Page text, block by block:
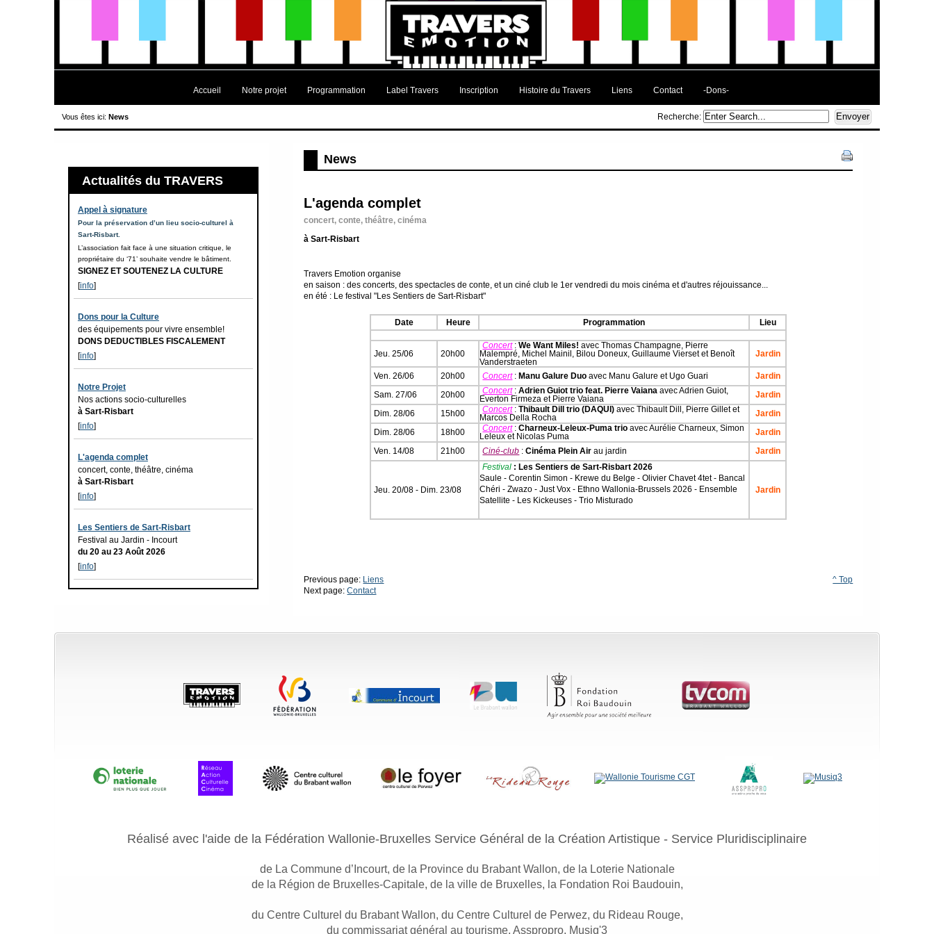
Accueil Notre projet Programmation Label Travers Inscription Histoire du Travers Liens Contact -Dons-
Recherche:
Vous êtes ici: News
Actualités du TRAVERS
Appel à signature
Pour la préservation d’un lieu socio-culturel à
Sart-Risbart.
L’association fait face à une situation critique, le
propriétaire du ‘71’ souhaite vendre le bâtiment.
SIGNEZ ET SOUTENEZ LA CULTURE
[info]
Dons pour la Culture
des équipements pour vivre ensemble!
DONS DEDUCTIBLES FISCALEMENT
[info]
Notre Projet
Nos actions socio-culturelles
à Sart-Risbart
[info]
L'agenda complet
concert, conte, théâtre, cinéma
à Sart-Risbart
[info]
Les Sentiers de Sart-Risbart
Festival au Jardin - Incourt
du 20 au 23 Août 2026
[info]
News
L'agenda complet
concert, conte, théâtre, cinéma
à Sart-Risbart
Travers Emotion organise
en saison : des concerts, des spectacles de conte, et un ciné club le 1er vendredi du mois cinéma et d'autres réjouissance...
en été : Le festival "Les Sentiers de Sart-Risbart"
Date Heure Programmation Lieu
Jeu. 25/06 20h00
Concert :We Want Miles! avec Thomas Champagne, Pierre
Malempré, Michel Mainil, Bilou Doneux, Guillaume Vierset et Benoît
Vanderstraeten
Jardin
Ven. 26/06 20h00 Concert :Manu Galure Duo avec Manu Galure et Ugo Guari
Jardin
Sam. 27/06
20h00 Concert :Adrien Guiot trio feat. Pierre Vaiana avec Adrien Guiot,
Everton Firmeza et Pierre Vaiana
Jardin
Dim. 28/06
15h00 Concert :Thibault Dill trio (DAQUI) avec Thibault Dill, Pierre Gillet et
Marcos Della Rocha
Jardin
Dim. 28/06
18h00 Concert :Charneux-Leleux-Puma trio avec Aurélie Charneux, Simon
Leleux et Nicolas Puma
Jardin
Ven. 14/08
21h00 Ciné-club :Cinéma Plein Air au jardin Jardin
Jeu. 20/08 - Dim. 23/08
Festival : Les Sentiers de Sart-Risbart 2026
Saule - Corentin Simon - Krewe du Belge - Olivier Chavet 4tet - Bancal
Chéri - Zwazo - Just Vox - Ethno Wallonia-Brussels 2026 - Ensemble
Satellite - Les Kickeuses - Trio Misturado
Jardin
^ Top
Previous page: Liens
Next page:Contact
Réalisé avec l'aide de la Fédération Wallonie-Bruxelles Service Général de la Création Artistique - Service Pluridisciplinaire
de La Commune d’Incourt, de la Province du Brabant Wallon, de la Loterie Nationale
de la Région de Bruxelles-Capitale, de la ville de Bruxelles, la Fondation Roi Baudouin,
du Centre Culturel du Brabant Wallon, du Centre Culturel de Perwez, du Rideau Rouge,
du commissariat général au tourisme, Asspropro, Musiq'3